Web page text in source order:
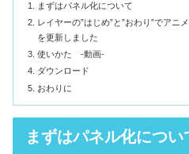
まずはパネル化について
レイヤーの”はじめ”と”おわり”でアニ
を更新しました
使いかた -動画-
ダウンロード
おわりに
まずはパネル化につい